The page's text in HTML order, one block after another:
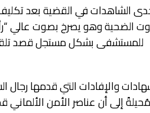
الشاهدات في القضية بعد
الضحية وهو يصرخ بصوت عالي
للمستشفى بشكل مستجل قصد
والإفادات التي قدمها رجال
إلى أن عناصر الأمن